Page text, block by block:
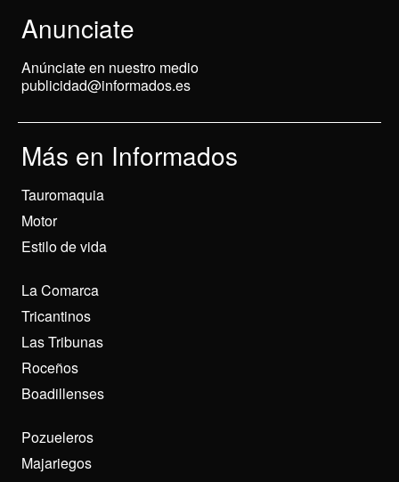
Anunciate
Anúnciate en nuestro medio
publicidad@informados.es
Más en Informados
Tauromaquia
Motor
Estilo de vida
La Comarca
Tricantinos
Las Tribunas
Roceños
Boadillenses
Pozueleros
Majariegos